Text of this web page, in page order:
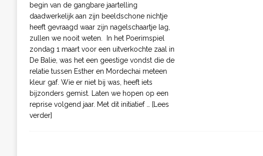
begin van de gangbare jaartelling
daadwerkelijk aan zijn beeldschone nichtje
heeft gevraagd waar zijn nagelschaartje lag,
zullen we nooit weten. In het Poerimspiel
zondag 1 maart voor een uitverkochte zaal in
De Balie, was het een geestige vondst die de
relatie tussen Esther en Mordechai meteen
kleur gaf. Wie er niet bij was, heeft iets
bijzonders gemist. Laten we hopen op een
reprise volgend jaar. Met dit initiatief
… [Lees
verder]